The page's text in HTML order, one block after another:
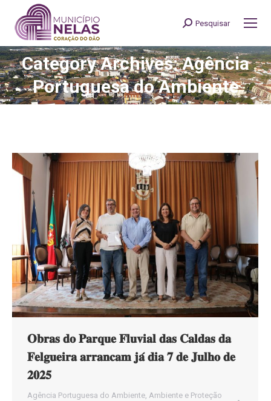
Search:
Pesquisar
Category Archives: Agência
Portuguesa do Ambiente
You are here:
𝐎𝐛𝐫𝐚𝐬 𝐝𝐨 𝐏𝐚𝐫𝐪𝐮𝐞 𝐅𝐥𝐮𝐯𝐢𝐚𝐥 𝐝𝐚𝐬 𝐂𝐚𝐥𝐝𝐚𝐬 𝐝𝐚
𝐅𝐞𝐥𝐠𝐮𝐞𝐢𝐫𝐚 𝐚𝐫𝐫𝐚𝐧𝐜𝐚𝐦 𝐣𝐚́ 𝐝𝐢𝐚 𝟕 𝐝𝐞 𝐉𝐮𝐥𝐡𝐨 𝐝𝐞
𝟐𝟎𝟐𝟓
Agência Portuguesa do Ambiente, Ambiente e Proteção